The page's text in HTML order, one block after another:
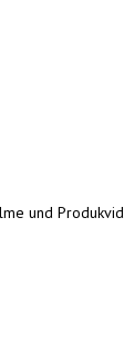
und